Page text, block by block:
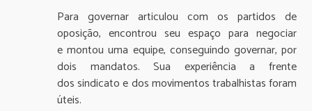
Para governar articulou com os partidos de
oposição, encontrou seu espaço para negociar
e montou uma equipe, conseguindo governar, por
dois mandatos. Sua experiência a frente
dos sindicato e dos movimentos trabalhistas foram
úteis.